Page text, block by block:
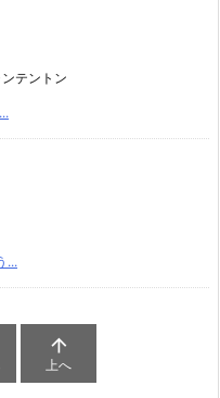
テントン
...

上へ